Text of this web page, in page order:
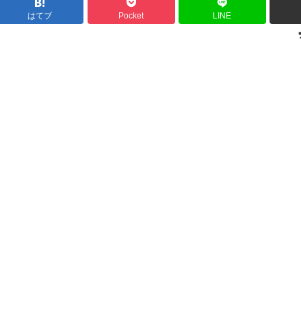
はてブ Pocket LINE